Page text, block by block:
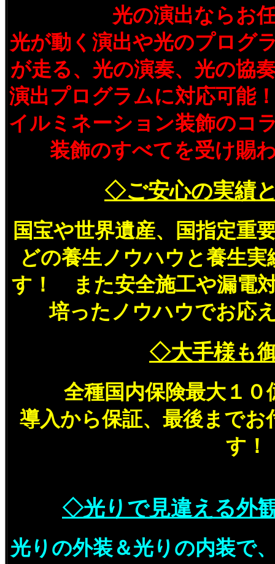
光の演出ならお
光が動く演出や光のプログ
が走る、光の演奏、光の協
演出プログラムに対応可能
イルミネーション装飾のコ
装飾のすべてを受け賜
◇ご安心の実績
国宝や世界遺産、国指定重
どの養生ノウハウと養生
す！ また安全施工や漏電
培ったノウハウでお応
◇大手様も
全種国内保険最大１０
導入から保証、最後まで
す！
◇光りで見違える外
光りの外装＆光りの内装で